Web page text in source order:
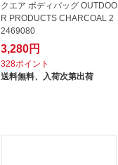
クエア ボディバッグ OUTDOO
R PRODUCTS CHARCOAL 2
2469080
3,280円
328ポイント
送料無料、
入荷次第出荷